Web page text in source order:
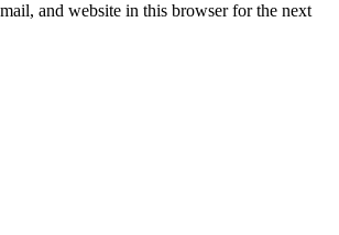
and website in this browser for the next